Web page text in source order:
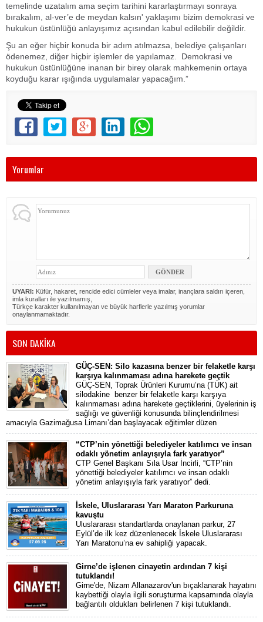
temelinde uzatalım ama seçim tarihini kararlaştırmayı sonraya
bırakalım, al-ver’e de meydan kalsın' yaklaşımı bizim demokrasi ve
hukukun üstünlüğü anlayışımız açısından kabul edilebilir değildir.
Şu an eğer hiçbir konuda bir adım atılmazsa, belediye çalışanları
ödenemez, diğer hiçbir işlemler de yapılamaz. Demokrasi ve
hukukun üstünlüğüne inanan bir birey olarak mahkemenin ortaya
koyduğu karar ışığında uygulamalar yapacağım.”
Yorumlar
UYARI: Küfür, hakaret, rencide edici cümleler veya imalar, inançlara saldırı içeren,
imla kuralları ile yazılmamış,
Türkçe karakter kullanılmayan ve büyük harflerle yazılmış yorumlar
onaylanmamaktadır.
SON DAKİKA
GÜÇ-SEN: Silo kazasına benzer bir felaketle karşı
karşıya kalınmaması adına harekete geçtik
GÜÇ-SEN, Toprak Ürünleri Kurumu’na (TÜK) ait
silodakine benzer bir felaketle karşı karşıya
kalınmaması adına harekete geçtiklerini, üyelerinin iş
sağlığı ve güvenliği konusunda bilinçlendirilmesi
amacıyla Gazimağusa Limanı’dan başlayacak eğitimler düzen
“CTP’nin yönettiği belediyeler katılımcı ve insan
odaklı yönetim anlayışıyla fark yaratıyor”
CTP Genel Başkanı Sıla Usar İncirli, “CTP’nin
yönettiği belediyeler katılımcı ve insan odaklı
yönetim anlayışıyla fark yaratıyor” dedi.
İskele, Uluslararası Yarı Maraton Parkuruna
kavuştu
Uluslararası standartlarda onaylanan parkur, 27
Eylül’de ilk kez düzenlenecek İskele Uluslararası
Yarı Maratonu’na ev sahipliği yapacak.
Girne’de işlenen cinayetin ardından 7 kişi
tutuklandı!
Girne'de, Nizam Allanazarov'un bıçaklanarak hayatını
kaybettiği olayla ilgili soruşturma kapsamında olayla
bağlantılı oldukları belirlenen 7 kişi tutuklandı.